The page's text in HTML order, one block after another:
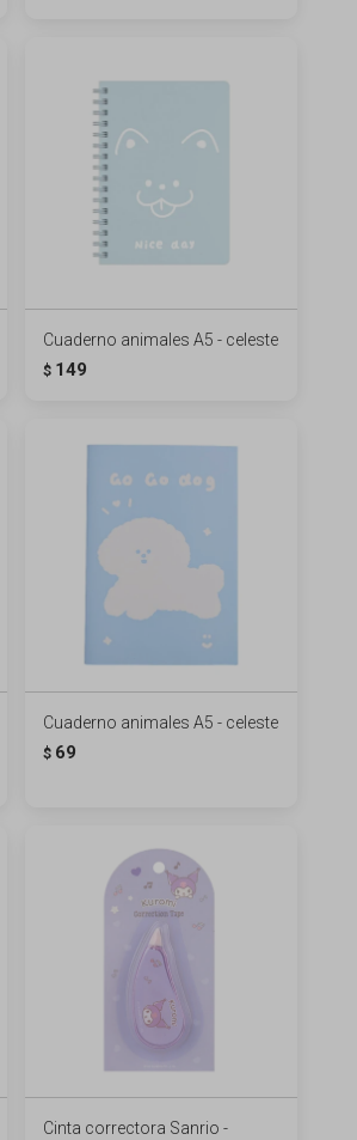
Cuaderno animales A5 - celeste
$ 149
Cuaderno animales A5 - celeste
$ 69
Cinta correctora Sanrio -